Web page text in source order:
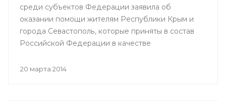
среди субъектов Федерации заявила об
оказании помощи жителям Республики Крым и
города Севастополь, которые приняты в состав
Российской Федерации в качестве
день в республике по поручению Президента
20 марта 2014